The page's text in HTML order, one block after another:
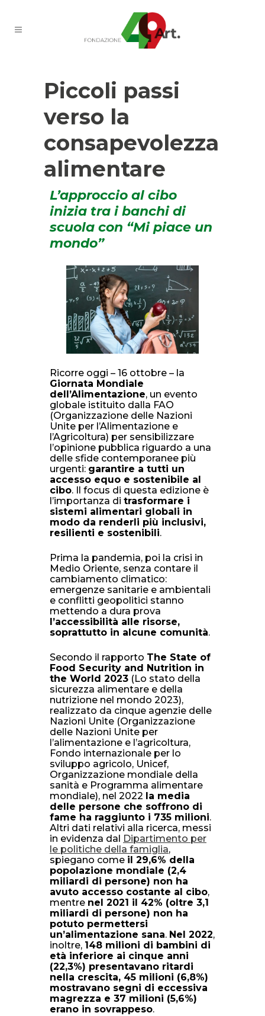
Piccoli passi
verso la
consapevolezza
alimentare
L’approccio al cibo
inizia tra i banchi di
scuola con “Mi piace un
mondo”
Ricorre oggi – 16 ottobre – la
Giornata Mondiale
dell’Alimentazione, un evento
globale istituito dalla FAO
(Organizzazione delle Nazioni
Unite per l’Alimentazione e
l’Agricoltura) per sensibilizzare
l’opinione pubblica riguardo a una
delle sfide contemporanee più
urgenti: garantire a tutti un
accesso equo e sostenibile al
cibo. Il focus di questa edizione è
l’importanza di trasformare i
sistemi alimentari globali in
modo da renderli più inclusivi,
resilienti e sostenibili.
Prima la pandemia, poi la crisi in
Medio Oriente, senza contare il
cambiamento climatico:
emergenze sanitarie e ambientali
e conflitti geopolitici stanno
mettendo a dura prova
l’accessibilità alle risorse,
soprattutto in alcune comunità.
Secondo il rapporto The State of
Food Security and Nutrition in
the World 2023 (Lo stato della
sicurezza alimentare e della
nutrizione nel mondo 2023),
realizzato da cinque agenzie delle
Nazioni Unite (Organizzazione
delle Nazioni Unite per
l’alimentazione e l’agricoltura,
Fondo internazionale per lo
sviluppo agricolo, Unicef,
Organizzazione mondiale della
sanità e Programma alimentare
mondiale), nel 2022 la media
delle persone che soffrono di
fame ha raggiunto i 735 milioni.
Altri dati relativi alla ricerca, messi
in evidenza dal
Dipartimento per
le politiche della famiglia,
spiegano come il 29,6% della
popolazione mondiale (2,4
miliardi di persone) non ha
avuto accesso costante al cibo,
mentre nel 2021 il 42% (oltre 3,1
miliardi di persone) non ha
potuto permettersi
un’alimentazione sana. Nel 2022,
inoltre, 148 milioni di bambini di
età inferiore ai cinque anni
(22,3%) presentavano ritardi
nella crescita, 45 milioni (6,8%)
mostravano segni di eccessiva
magrezza e 37 milioni (5,6%)
erano in sovrappeso.